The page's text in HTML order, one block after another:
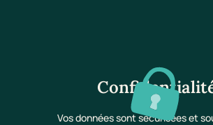
Vos données sont sécurisées et